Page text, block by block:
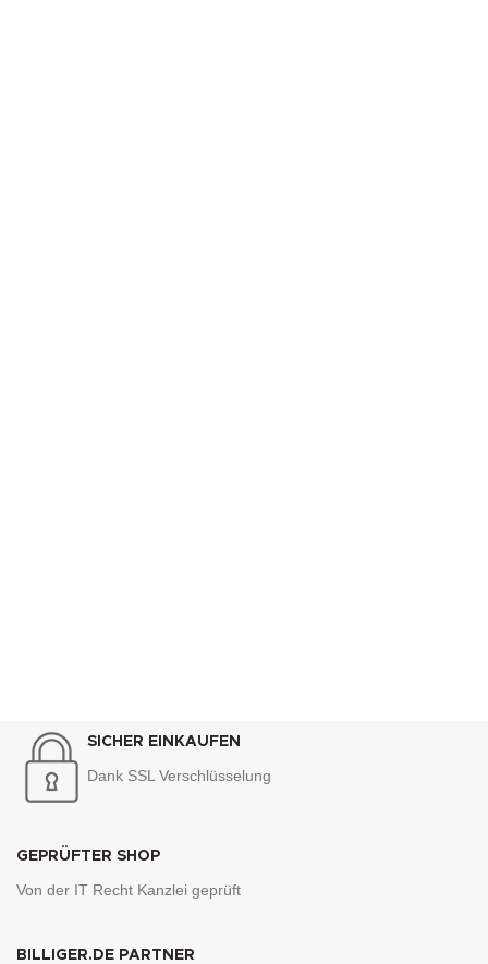
SICHER EINKAUFEN
Dank SSL Verschlüsselung
GEPRÜFTER SHOP
Von der IT Recht Kanzlei geprüft
BILLIGER.DE PARTNER